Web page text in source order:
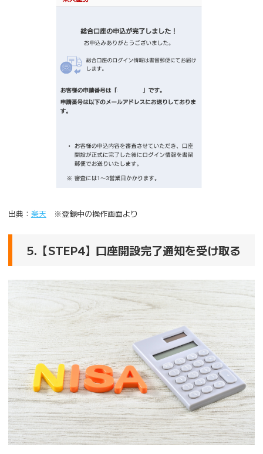
出典： 楽天 ※登録中の操作画面より
5.【STEP4】口座開設完了通知を受け取る